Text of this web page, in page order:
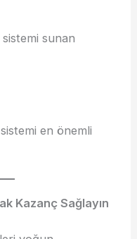
sunan
en önemli
Kazanç Sağlayın